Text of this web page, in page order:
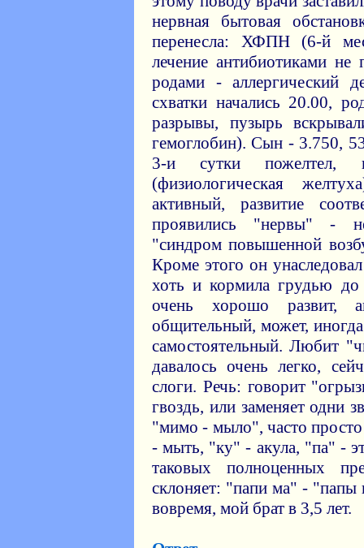
нервная бытовая
перенесла: ХФПН (6-й
лечение антибиотиками
родами - аллергический
схватки начались 20.00,
разрывы, пузырь
гемоглобин). Сын - 3.750,
3-и сутки
(физиологическая
активный, развитие
проявились "нервы" -
"синдром повышенной
Кроме этого он
хоть и кормила грудью до
очень хорошо развит,
общительный, может,
самостоятельный. Любит
давалось очень легко,
слоги. Речь: говорит
гвоздь, или заменяет одни
"мимо - мыло", часто
- мыть, "ку" - акула, "па" -
таковых полноценных
склоняет: "папи ма" -
вовремя, мой брат в 3,5 лет.